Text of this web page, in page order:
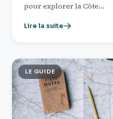
pour explorer la Côte…
Lire la suite
LE GUIDE